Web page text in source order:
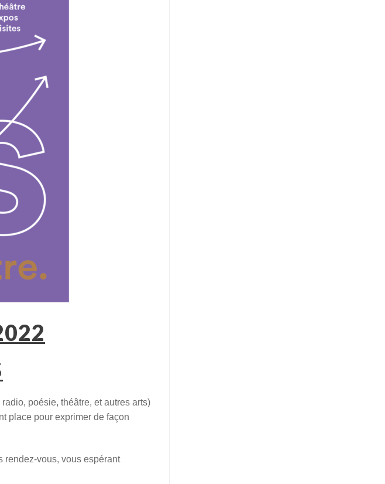
poésie, théâtre, et autres arts)
place pour exprimer de façon
rendez-vous, vous espérant